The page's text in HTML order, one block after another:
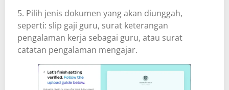
5. Pilih jenis dokumen yang akan diunggah,
seperti: slip gaji guru, surat keterangan
pengalaman kerja sebagai guru, atau surat
catatan pengalaman mengajar.